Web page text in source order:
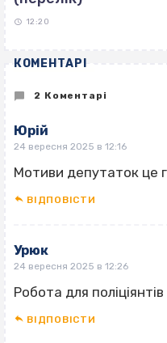
12:20
КОМЕНТАРІ
2 Коментарі
Юрій
24 вересня 2025 в 12:16
Мотиви депутаток це
ВІДПОВІCТИ
Урюк
24 вересня 2025 в 12:26
Робота для
ВІДПОВІCТИ